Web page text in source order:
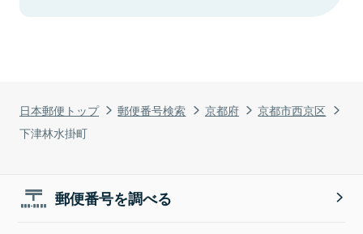
日本郵便トップ 郵便番号検索 京都府
京都市西京区
下津林水掛町
郵便番号を調べる